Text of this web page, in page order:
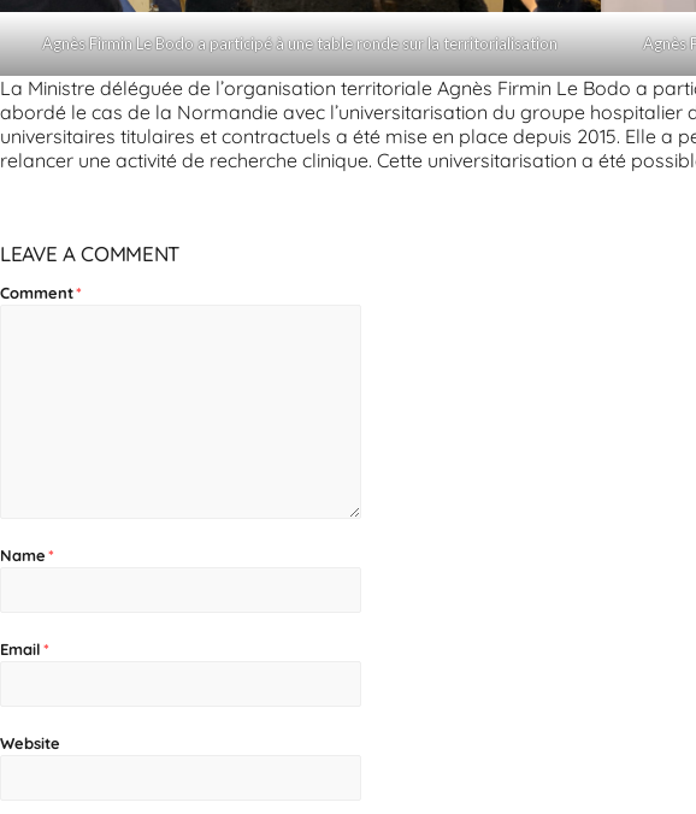
Agnès Firmin Le Bodo a participé à une table ronde sur la territorialisation Agnès
La Ministre déléguée de l’organisation territoriale Agnès Firmin Le Bodo a
abordé le cas de la Normandie avec l’universitarisation du groupe hospitalier
universitaires titulaires et contractuels a été mise en place depuis 2015. Elle a
relancer une activité de recherche clinique. Cette universitarisation a été
LEAVE A COMMENT
Comment*
Name*
Email*
Website